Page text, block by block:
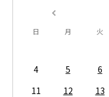
日 月 火
4
5 6
11
12 13